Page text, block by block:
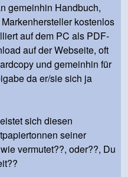
gemeinhin Handbuch,
kostenlos
auf dem PC als PDF-
auf der Webseite, oft
und gemeinhin für
da er/sie sich ja
sich diesen
seiner
vermutet??, oder??, Du